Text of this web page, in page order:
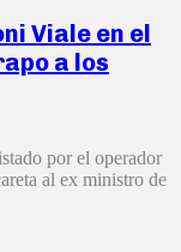
Viale en el
a los
por el operador
al ex ministro de